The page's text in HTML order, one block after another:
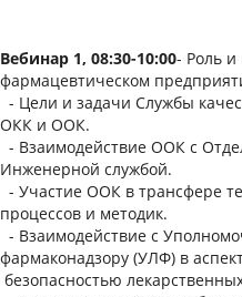
Вебинар 1, 08:30-10:00- Роль
фармацевтическом
- Цели и задачи Службы
ОКК и ООК.
- Взаимодействие ООК с
Инженерной службой.
- Участие ООК в трансфере
процессов и методик.
- Взаимодействие с
фармаконадзору (УЛФ) в
безопасностью